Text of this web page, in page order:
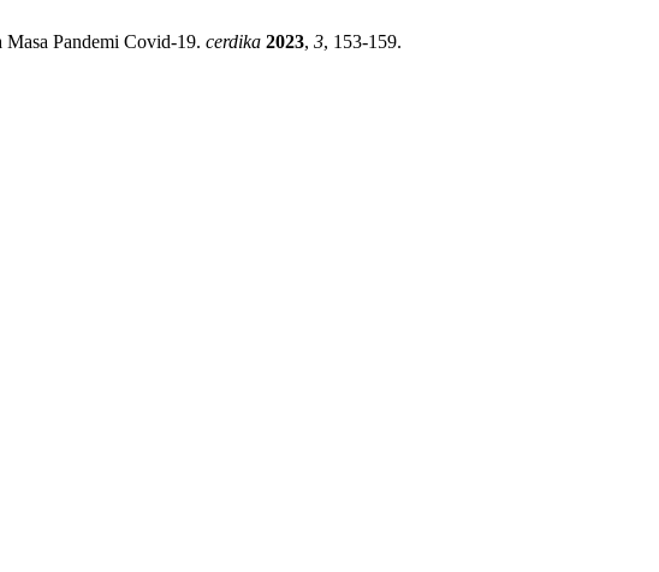
Pandemi Covid-19. cerdika 2023, 3, 153-159.